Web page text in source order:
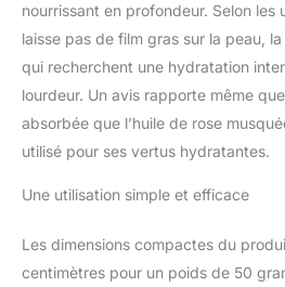
nourrissant en profondeur. Selon les
laisse pas de film gras sur la peau,
qui recherchent une hydratation
lourdeur. Un avis rapporte même
absorbée que l’huile de rose
utilisé pour ses vertus hydratantes.
Une utilisation simple et efficace
Les dimensions compactes du
centimètres pour un poids de 50